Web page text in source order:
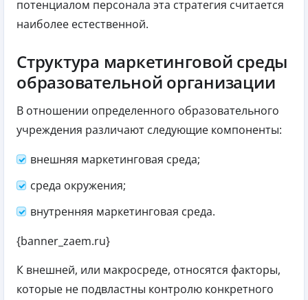
потенциалом персонала эта стратегия считается
наиболее естественной.
Структура маркетинговой среды
образовательной организации
В отношении определенного образовательного
учреждения различают следующие компоненты:
внешняя маркетинговая среда;
среда окружения;
внутренняя маркетинговая среда.
{banner_zaem.ru}
К внешней, или макросреде, относятся факторы,
которые не подвластны контролю конкретного